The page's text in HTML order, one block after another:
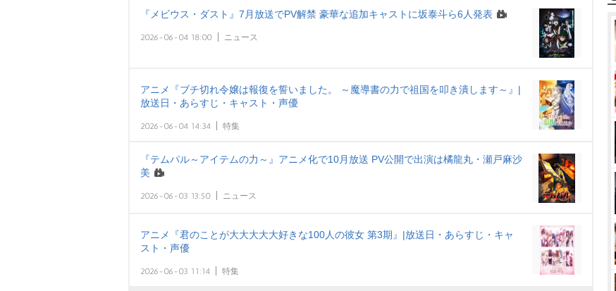
『メビウス・ダスト』7月放送でPV解禁 豪華な追加キャストに坂泰斗ら6人発表
2026-06-04 18:00 ニュース
アニメ『ブチ切れ令嬢は報復を誓いました。 ～魔導書の力で祖国を叩き潰します～』|
放送日・あらすじ・キャスト・声優
2026-06-04 14:34 特集
『テムパル～アイテムの力～』アニメ化で10月放送 PV公開で出演は橘龍丸・瀬戸麻沙
美
2026-06-03 13:50 ニュース
アニメ『君のことが大大大大大好きな100人の彼女 第3期』|放送日・あらすじ・キャ
スト・声優
2026-06-03 11:14 特集